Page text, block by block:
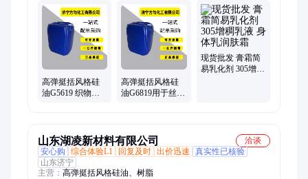
甲基、氢化蓖麻油、表面活性剂、双链季胺盐、聚氧乙烯醚、二
丁基羟基甲苯、甘油聚氧丙烯醚、十二烷基硫酸钠、树脂、助剂
高弹挺括风格硅
油G5619 织物爽
高弹挺括风格硅
油G6819用于丝光
现货批发 膏霜简
易乳化剂 305增稠
山东湖凌新材料有限公司
洽谈
安心购
综合体验L1 回复及时 出价迅速
真实性已核验
山东济宁
主营： 高弹挺括风格硅油、树脂